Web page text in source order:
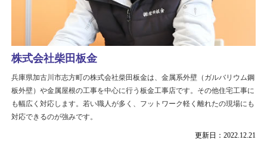
更新日：2022.12.21
株式会社柴田板金
兵庫県加古川市志方町の株式会社柴田板金は、金属系外壁（ガルバリウム鋼
板外壁）や金属屋根の工事を中心に行う板金工事店です。その他住宅工事に
も幅広く対応します。若い職人が多く、フットワーク軽く離れたの現場にも
対応できるのが強みです。